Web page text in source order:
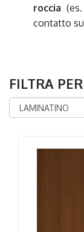
roccia
contatto
FILTRA